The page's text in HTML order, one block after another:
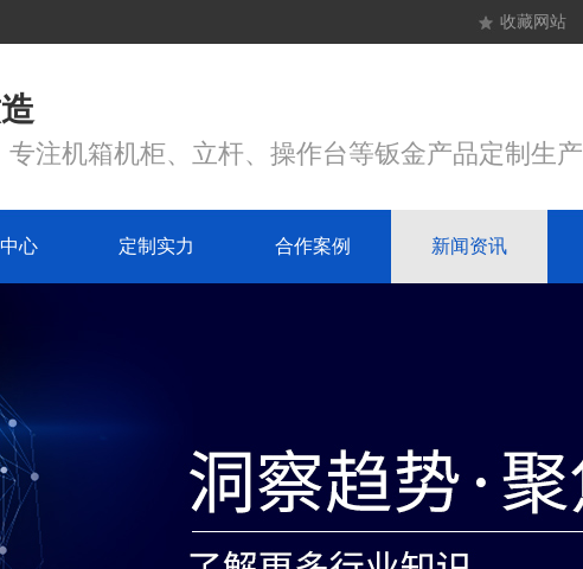
收藏网站
专注机箱机柜、立杆、操作台等钣金产品定制生产
心 定制实力 合作案例 新闻资讯